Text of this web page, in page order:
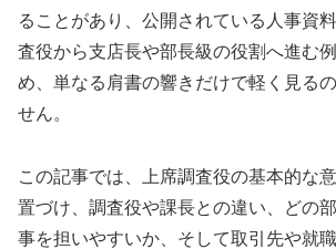
ることがあり、公開されている人事資
査役から支店長や部長級の役割へ進む
め、単なる肩書の響きだけで軽く見る
せん。
この記事では、上席調査役の基本的な
置づけ、調査役や課長との違い、どの
事を担いやすいか、そして取引先や就